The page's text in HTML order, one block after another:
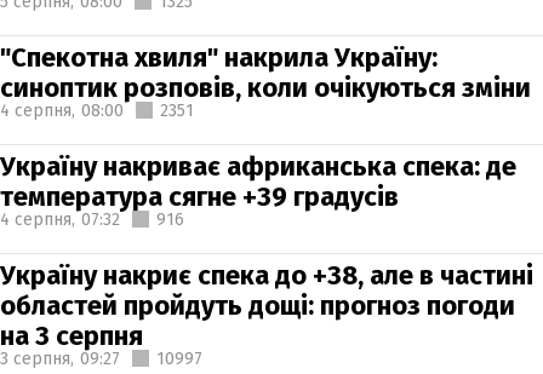
"Спекотна хвиля" накрила Україну:
синоптик розповів, коли очікуються зміни
4 серпня, 08:00 2351
Україну накриває африканська спека: де
температура сягне +39 градусів
4 серпня, 07:32 916
Україну накриє спека до +38, але в частині
областей пройдуть дощі: прогноз погоди
на 3 серпня
3 серпня, 09:27 10997